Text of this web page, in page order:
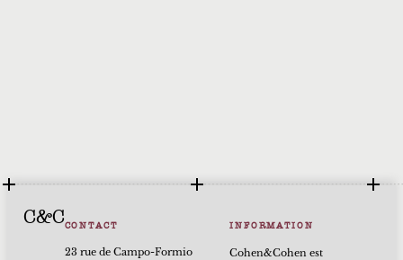
C&CCONTACT
23 rue de Campo-Formio
INFORMATION
Cohen&Cohen est